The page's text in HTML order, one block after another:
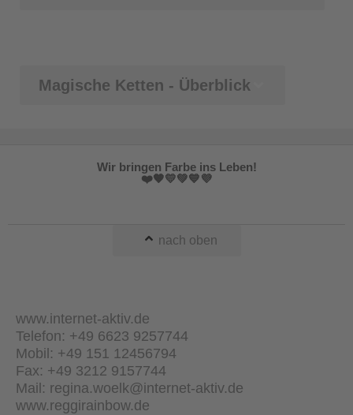
Magische Ketten - Überblick
Wir bringen Farbe ins Leben!
❤️🧡💛💚💙💜
nach oben
www.internet-aktiv.de
Telefon: +49 6623 9257744
Mobil: +49 151 12456794
Fax: +49 3212 9157744
Mail: regina.woelk@internet-aktiv.de
www.reggirainbow.de